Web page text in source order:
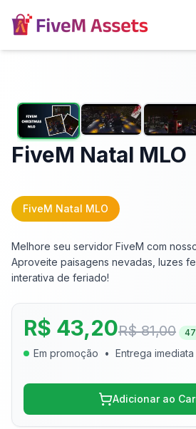
FiveM Natal MLO
FiveM Natal MLO
Melhore seu servidor FiveM com
Aproveite paisagens nevadas, luzes
interativa de feriado!
R$ 43,20R$ 81,00 47
Em promoção • Entrega imediata
Adicionar ao